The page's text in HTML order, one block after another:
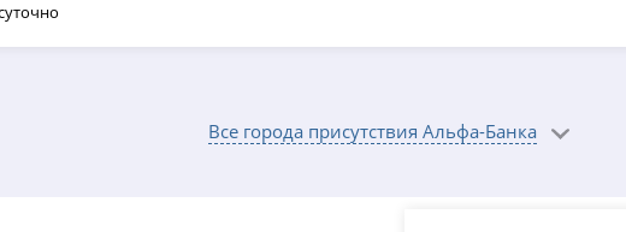
Все города присутствия Альфа-Банка